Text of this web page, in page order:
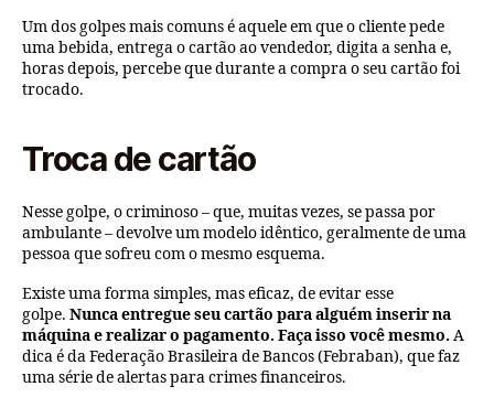
Um dos golpes mais comuns é aquele em que o cliente pede
uma bebida, entrega o cartão ao vendedor, digita a senha e,
horas depois, percebe que durante a compra o seu cartão foi
trocado.
Troca de cartão
Nesse golpe, o criminoso – que, muitas vezes, se passa por
ambulante – devolve um modelo idêntico, geralmente de uma
pessoa que sofreu com o mesmo esquema.
Existe uma forma simples, mas eficaz, de evitar esse
golpe. Nunca entregue seu cartão para alguém inserir na
máquina e realizar o pagamento. Faça isso você mesmo.A
dica é da Federação Brasileira de Bancos (Febraban), que faz
uma série de alertas para crimes financeiros.